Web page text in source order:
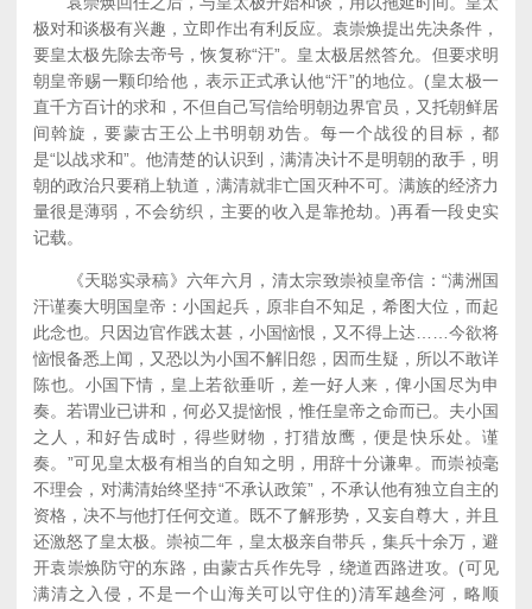
极对和谈极有兴趣，立即作出有利反应。袁崇焕提出先决条件，
要皇太极先除去帝号，恢复称“汗”。皇太极居然答允。但要求明
朝皇帝赐一颗印给他，表示正式承认他“汗”的地位。(皇太极一
直千方百计的求和，不但自己写信给明朝边界官员，又托朝鲜居
间斡旋，要蒙古王公上书明朝劝告。每一个战役的目标，都
是“以战求和”。他清楚的认识到，满清决计不是明朝的敌手，明
朝的政治只要稍上轨道，满清就非亡国灭种不可。满族的经济力
量很是薄弱，不会纺织，主要的收入是靠抢劫。)再看一段史实
记载。
《天聪实录稿》六年六月，清太宗致崇祯皇帝信：“满洲国
汗谨奏大明国皇帝：小国起兵，原非自不知足，希图大位，而起
此念也。只因边官作践太甚，小国恼恨，又不得上达……今欲将
恼恨备悉上闻，又恐以为小国不解旧怨，因而生疑，所以不敢详
陈也。小国下情，皇上若欲垂听，差一好人来，俾小国尽为申
奏。若谓业已讲和，何必又提恼恨，惟任皇帝之命而已。夫小国
之人，和好告成时，得些财物，打猎放鹰，便是快乐处。谨
奏。”可见皇太极有相当的自知之明，用辞十分谦卑。而崇祯毫
不理会，对满清始终坚持“不承认政策”，不承认他有独立自主的
资格，决不与他打任何交道。既不了解形势，又妄自尊大，并且
还激怒了皇太极。崇祯二年，皇太极亲自带兵，集兵十余万，避
开袁崇焕防守的东路，由蒙古兵作先导，绕道西路进攻。(可见
满清之入侵，不是一个山海关可以守住的)清军越叁河，略顺